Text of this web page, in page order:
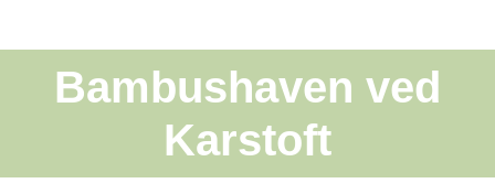
Bambushaven ved
Karstoft